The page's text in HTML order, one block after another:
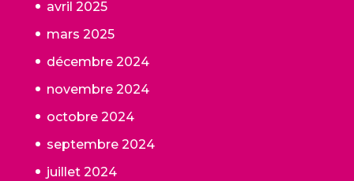
avril 2025
mars 2025
décembre 2024
novembre 2024
octobre 2024
septembre 2024
juillet 2024